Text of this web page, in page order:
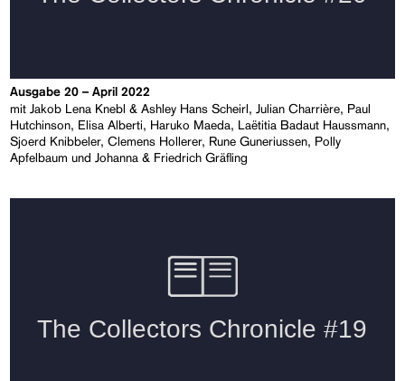
Ausgabe 20 – April 2022
mit Jakob Lena Knebl & Ashley Hans Scheirl, Julian Charrière, Paul
Hutchinson, Elisa Alberti, Haruko Maeda, Laëtitia Badaut Haussmann,
Sjoerd Knibbeler, Clemens Hollerer, Rune Guneriussen, Polly
Apfelbaum und Johanna & Friedrich Gräfling